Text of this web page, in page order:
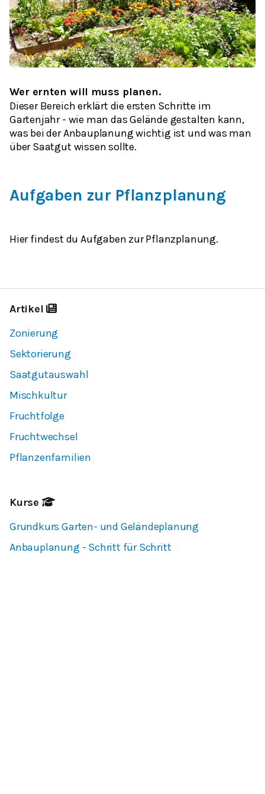
Wer ernten will muss planen.
Dieser Bereich erklärt die ersten Schritte im
Gartenjahr - wie man das Gelände gestalten kann,
was bei der Anbauplanung wichtig ist und was man
über Saatgut wissen sollte.
Aufgaben zur Pflanzplanung
Hier findest du Aufgaben zur Pflanzplanung.
Artikel
Zonierung
Sektorierung
Saatgutauswahl
Mischkultur
Fruchtfolge
Fruchtwechsel
Pflanzenfamilien
Kurse
Grundkurs Garten- und Geländeplanung
Anbauplanung - Schritt für Schritt